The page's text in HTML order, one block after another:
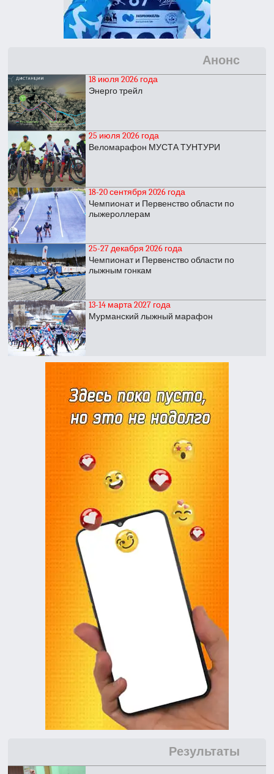
Анонс
18 июля 2026 года
Энерго трейл
25 июля 2026 года
Веломарафон МУСТА ТУНТУРИ
18-20 сентября 2026 года
Чемпионат и Первенство области по
лыжероллерам
25-27 декабря 2026 года
Чемпионат и Первенство области по
лыжным гонкам
13-14 марта 2027 года
Мурманский лыжный марафон
Результаты